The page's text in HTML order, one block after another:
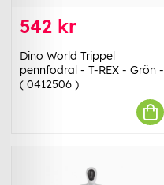
542 kr
Dino World Trippel
pennfodral - T-REX - Grön -
( 0412506 )